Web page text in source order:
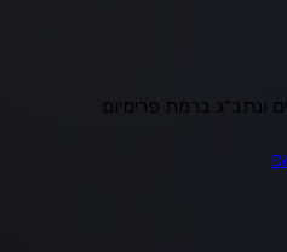
ונתב״ג ברמת פרימיום